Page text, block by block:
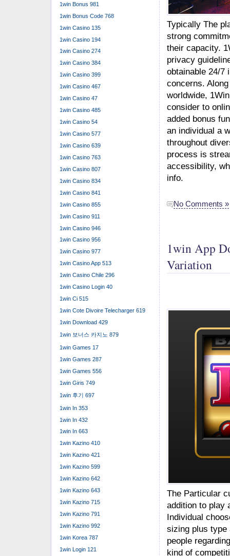
Typically The
strong
their capacity.
privacy
obtainable 24/7
concerns.
worldwide,
consider to
added bonus
an individual a
throughout
process is
accessibility,
info.
No Comments »
1win App
Variation
The Particular
addition to play
Individual
sizing plus type
people
kind of
1win Bonus 981
1win Bonus Code 768
1win Casino 135
1win Casino 194
1win Casino 274
1win Casino 384
1win Casino 399
1win Casino 467
1win Casino 47
1win Casino 485
1win Casino 54
1win Casino 577
1win Casino 639
1win Casino 763
1win Casino 807
1win Casino 834
1win Casino 841
1win Casino 855
1win Casino 911
1win Casino 946
1win Casino 956
1win Casino 977
1win Casino App 513
1win Casino Chile 296
1win Casino Login 40
1win Ci 515
1win Cote Divoire Telecharger 619
1win Download 429
1win 보너스 카지노 879
1win Games 17
1win Games 287
1win Games 556
1win Giris 749
1win 후기 697
1win In 353
1win In 432
1win In 663
1win Kazino 410
1win Kazino 421
1win Kazino 599
1win Kazino 642
1win Kazino 643
1win Kazino 715
1win Kazino 791
1win Kazino 992
1win Korea 787
1win Login 121